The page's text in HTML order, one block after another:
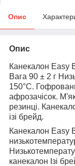
Опис
Опис
Канекалон Easy
Вага 90 ± 2 г
150°С.
афрозачісок.
резинці.
ізі брейд.
Канекалон Easy
канекалон Ізі